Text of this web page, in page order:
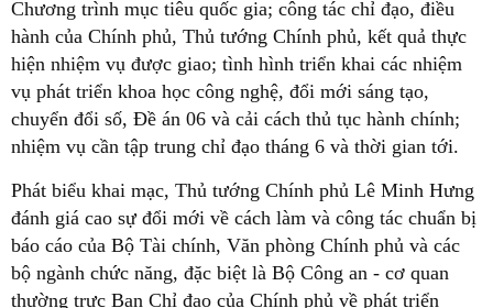
Chương trình mục tiêu quốc gia; công tác chỉ đạo, điều
hành của Chính phủ, Thủ tướng Chính phủ, kết quả thực
hiện nhiệm vụ được giao; tình hình triển khai các nhiệm
vụ phát triển khoa học công nghệ, đổi mới sáng tạo,
chuyển đổi số, Đề án 06 và cải cách thủ tục hành chính;
nhiệm vụ cần tập trung chỉ đạo tháng 6 và thời gian tới.
Phát biểu khai mạc, Thủ tướng Chính phủ Lê Minh Hưng
đánh giá cao sự đổi mới về cách làm và công tác chuẩn bị
báo cáo của Bộ Tài chính, Văn phòng Chính phủ và các
bộ ngành chức năng, đặc biệt là Bộ Công an - cơ quan
thường trực Ban Chỉ đạo của Chính phủ về phát triển